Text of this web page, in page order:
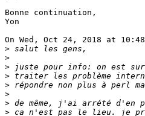
Bonne continuation,
Yon
On Wed, Oct 24, 2018 at
>
>
>
>
>
>
>
>